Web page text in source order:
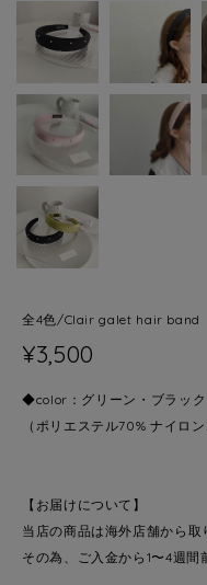
全4色/Clair galet hair
¥3,500
◆color：グリーン・ブラック
（ポリエステル70% ナイロン
【お届けについて】
当店の商品は海外店舗から取
その為、ご入金から1〜4週間